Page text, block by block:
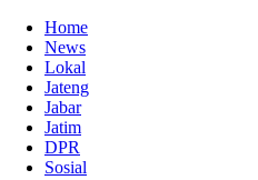
Home
News
Lokal
Jateng
Jabar
Jatim
DPR
Sosial